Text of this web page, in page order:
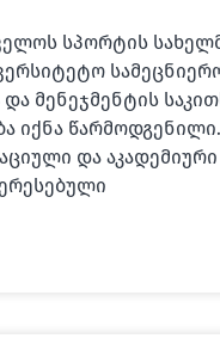
სპორტის
მენეჯმენტის
იქნა
და